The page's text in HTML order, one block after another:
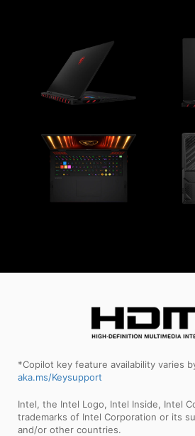
*Copilot key feature availability varies
aka.ms/Keysupport
Intel, the Intel Logo, Intel Inside, Intel
trademarks of Intel Corporation or its
and/or other countries.